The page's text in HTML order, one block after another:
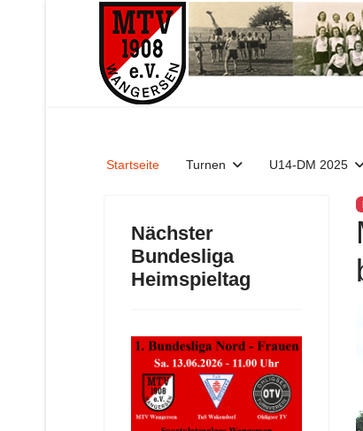
Startseite Turnen U14-DM 2025
Nächster
Bundesliga
Heimspieltag